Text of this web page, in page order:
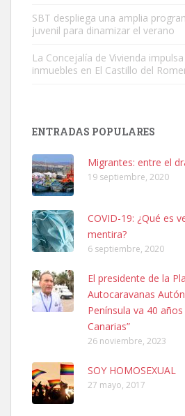
Leales.org » Gran Canaria
SHIBA PERDIDO AVDA JOSE MESA Y
PERRO MACHO RAZA SHIBA CON
06/07/2025 ZONA MESA Y LOPEZ. ES
Leales.org » Gran Canaria
6.7.2025
SBT despliega una amplia
juvenil para dinamizar el verano
La Concejalía de Vivienda
inmuebles en El Castillo del
ENTRADAS POPULARES
Migrantes: entre el
19 septiembre, 2020
COVID-19: ¿Qué es
mentira?
6 septiembre, 2020
El presidente de la
Autocaravanas
Península va 40
Canarias”
26 noviembre, 2023
SOY HOMOSEXUAL
27 mayo, 2017